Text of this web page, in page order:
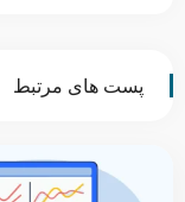
پست های مرتبط